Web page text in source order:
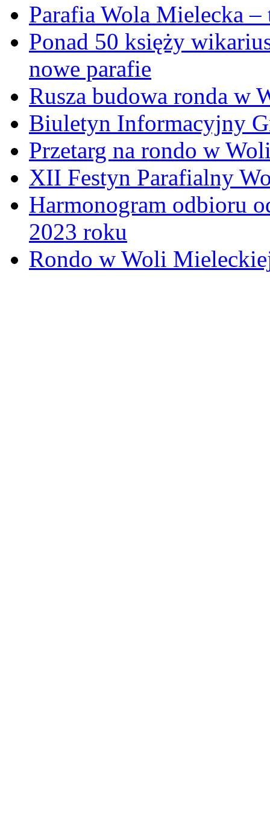
Parafia Wola Mielecka
Ponad 50 księży
nowe parafie
Rusza budowa ronda w
Biuletyn Informacyjny
Przetarg na rondo w
XII Festyn Parafialny
Harmonogram odbioru
2023 roku
Rondo w Woli